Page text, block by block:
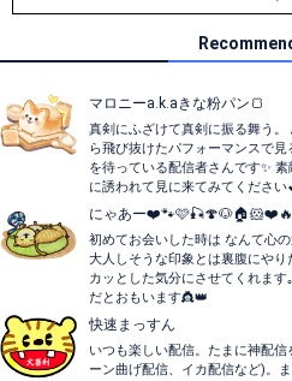
マロニーa.k.aきな粉パン🍞
真剣にふざけて真剣に振る舞う
ら飛び抜けたパフォーマンスで
を待っている配信者さんです✨
に誘われて見に来てみてください
にゃあー
初めてお会いした時は なんて心
大人しそうな印象とは裏腹にや
カッとした気分にさせてくれま
だとおもいます👸👑
快速まっすん
いつも楽しい配信。たまに神配
ーン曲げ配信、イカ配信など)。